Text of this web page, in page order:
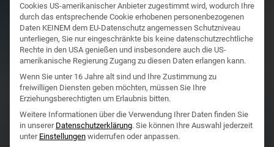
Cookies US-amerikanischer Anbieter zugestimmt wird, wodurch Ihre
durch das entsprechende Cookie erhobenen personenbezogenen
Daten KEINEM dem EU-Datenschutz angemessen Schutzniveau
unterliegen, Sie nur eingeschränkte bis keine datenschutzrechtliche
Rechte in den USA genießen und insbesondere auch die US-
amerikanische Regierung Zugang zu diesen Daten erlangen kann.
Wenn Sie unter 16 Jahre alt sind und Ihre Zustimmung zu
freiwilligen Diensten geben möchten, müssen Sie Ihre
Erziehungsberechtigten um Erlaubnis bitten.
Weitere Informationen über die Verwendung Ihrer Daten finden Sie
in unserer Datenschutzerklärung. Sie können Ihre Auswahl jederzeit
unter Einstellungen widerrufen oder anpassen.